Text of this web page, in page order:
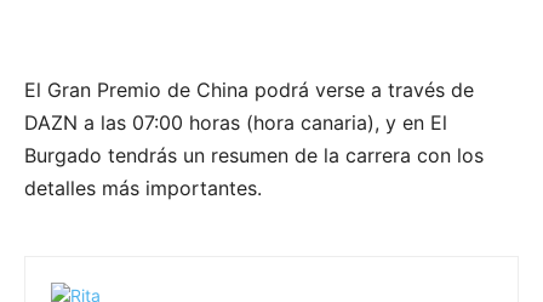
El Gran Premio de China podrá verse a través de
DAZN a las 07:00 horas (hora canaria), y en El
Burgado tendrás un resumen de la carrera con los
detalles más importantes.